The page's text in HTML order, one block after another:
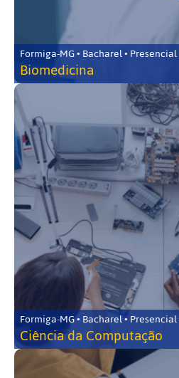
Formiga-MG • Bacharel • Presencial
Biomedicina
Formiga-MG • Bacharel • Presencial
Ciência da Computação